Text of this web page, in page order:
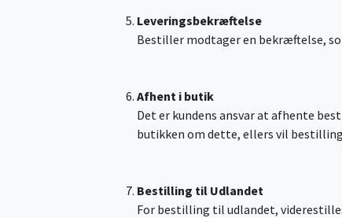
Leveringsbekræftelse
Bestiller modtager en bekræftelse,
Afhent i butik
Det er kundens ansvar at afhente
butikken om dette, ellers vil
Bestilling til Udlandet
For bestilling til udlandet,